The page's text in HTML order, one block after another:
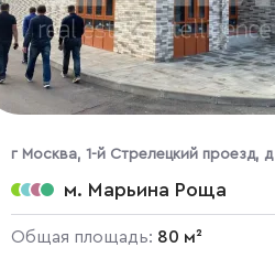
г Москва, 1-й Стрелецкий проезд, д
м. Марьина Роща
Общая площадь: 80 м²